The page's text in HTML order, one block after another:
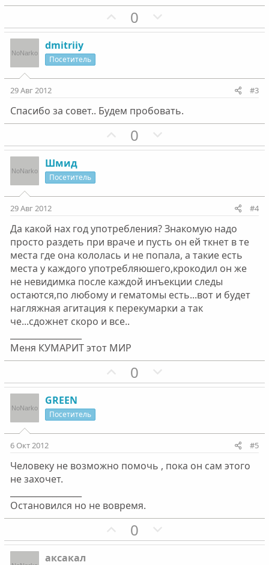
П
о
т
н
ы
й
о
0
е
т
н
й
о
dmitriiy
Посетитель
29 Авг 2012 #3
Спасибо за совет.. Будем пробовать.
П
о
т
в
н
ы
й
г
о
л
о
0
е
т
в
н
ы
й
г
о
л
Шмид
Посетитель
29 Авг 2012 #4
Да какой нах год употребления? Знакомую надо
просто раздеть при враче и пусть он ей ткнет в те
места где она кололась и не попала, а такие есть
места у каждого употребляюшего,крокодил он же
не невидимка после каждой инъекции следы
остаются,по любому и гематомы есть...вот и будет
нагляжная агитация к перекумарки а так
че...сдожнет скоро и все..
Меня КУМАРИТ этот МИР
П
о
т
н
й
г
л
0
е
т
н
г
л
GREEN
Посетитель
6 Окт 2012 #5
Человеку не возможно помочь , пока он сам этого
не захочет.
Остановился но не вовремя.
П
о
0
е
аксакал